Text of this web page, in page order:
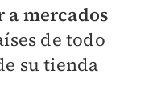
a mercados
de todo
su tienda